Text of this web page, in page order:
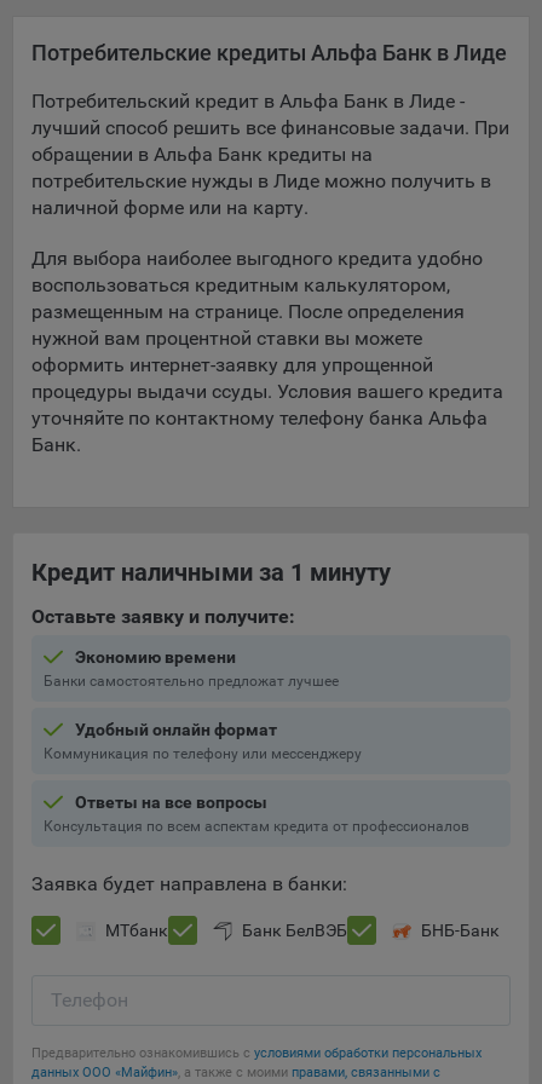
пользователей с сайтом.
контента. Данные файлы cookie собирают информацию о
выборе пользователя на сайте и его предпочтениях и
позволяют Обществу «запомнить» информацию о
выбранном пользователем городе и других местных
настройках для того, чтобы соответствующим образом
9.4. Аналитические файлы cookie, например
Яндекс.Метрика, Google Analytics. Данные файлы cookie
собирают информацию о том, как пользователь
использовал сайты, и позволяют Обществу вносить в них
улучшения.
Аналитические файлы cookie показывают, какие страницы
сайта Общества посещаются чаще всего, помогают
сайта в целом. Общество использует информацию для
анализа трафика на сайтах.
9.5. Файлы cookie, применяемые для определения целевой
аудитории и в рекламных целях, например Яндекс.Метрика,
Технические/Функциональные, хранятся не более года;
платформ «Google Analytics», «Яндекс.Метрика»
(статистические), установлены на сервере Общества и не
время пользования сайтом;
Остальные - не более года.
определять предпочтения пользователей сайта, в том числе
меры по совершенствованию работы сайта исходя из
предпочтений пользователей.
Сохранить мои изменения
Потребительские кредиты Альфа Банк в Лиде
Потребительский кредит в Альфа Банк в Лиде -
лучший способ решить все финансовые задачи. При
обращении в Альфа Банк кредиты на
потребительские нужды в Лиде можно получить в
наличной форме или на карту.
Для выбора наиболее выгодного кредита удобно
воспользоваться кредитным калькулятором,
размещенным на странице. После определения
нужной вам процентной ставки вы можете
оформить интернет-заявку для упрощенной
процедуры выдачи ссуды. Условия вашего кредита
уточняйте по контактному телефону банка Альфа
Банк.
Кредит наличными за 1 минуту
Оставьте заявку и получите:
Экономию времени
Банки самостоятельно предложат лучшее
Удобный онлайн формат
Коммуникация по телефону или мессенджеру
Ответы на все вопросы
Консультация по всем аспектам кредита от профессионалов
Заявка будет направлена в банки:
МТбанк Банк БелВЭБ БНБ-Банк
Телефон
Предварительно ознакомившись с условиями обработки персональных
данных ООО «Майфин», а также с моими правами, связанными с